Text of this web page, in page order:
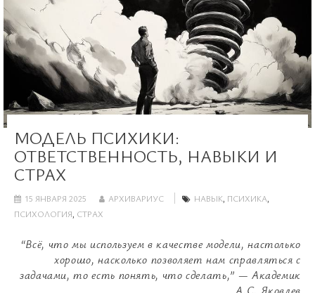
МОДЕЛЬ ПСИХИКИ:
ОТВЕТСТВЕННОСТЬ, НАВЫКИ И
СТРАХ
15 ЯНВАРЯ 2025 АРХИВАРИУС НАВЫК, ПСИХИКА,
ПСИХОЛОГИЯ, СТРАХ
“Всё, что мы используем в качестве модели, настолько
хорошо, насколько позволяет нам справляться с
задачами, то есть понять, что сделать,” — Академик